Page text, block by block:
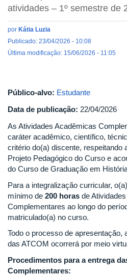
atividades – 1º semestre de
por Kátia Luzia
Publicado: 23/04/2026 - 10:08
Última modificação: 15/06/2026 - 11:05
Público-alvo: Estudante
Data de publicação: 22/04/2026
As Atividades Acadêmicas
caráter acadêmico, científico,
critério do(a) discente, respeitando
Projeto Pedagógico do Curso e
do Curso de Graduação em
Para a integralização curricular,
mínimo de 200 horas de
Complementares ao longo do
matriculado(a) no curso.
Todo o processo de apresentação,
das ATCOM ocorrerá por meio
Procedimentos para a entrega
Complementares: